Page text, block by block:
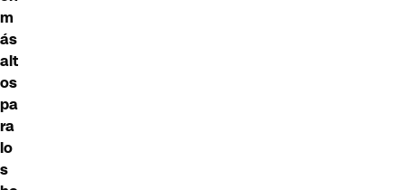
m
ás
alt
os
pa
ra
lo
s